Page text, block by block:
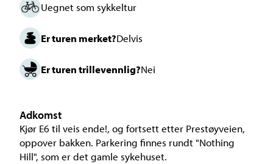
Uegnet som sykkeltur
Er turen merket?Delvis
Er turen trillevennlig?Nei
Adkomst
Kjør E6 til veis ende!, og fortsett etter Prestøyveien,
oppover bakken. Parkering finnes rundt "Nothing
Hill", som er det gamle sykehuset.